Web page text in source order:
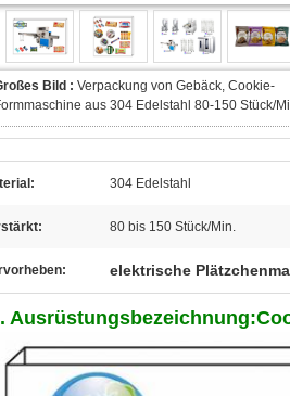
Bild : Verpackung von Gebäck, Cookie-
aus 304 Edelstahl 80-150 Stück/
304 Edelstahl
80 bis 150 Stück/Min.
elektrische